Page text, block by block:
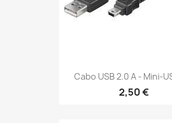
Cabo USB 2.0 A - Mini-
2,50 €